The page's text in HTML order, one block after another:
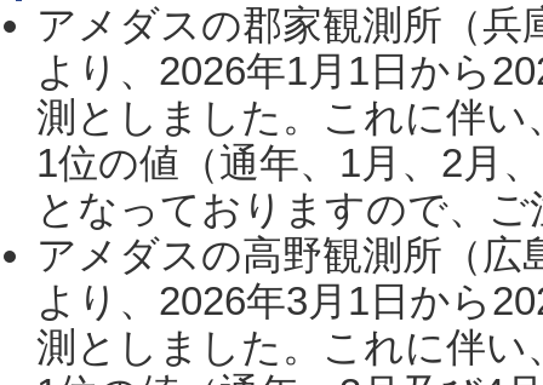
アメダスの郡家観測所（
より、2026年1月1日から
測としました。これに伴い
1位の値（通年、1月、2月
となっておりますので、
アメダスの高野観測所（
より、2026年3月1日から
測としました。これに伴い